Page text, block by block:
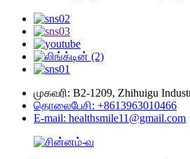
முகவரி: B2-1209, Zhihuigu
தொலைபேசி: +8613963010466
E-mail: healthsmile11@gmail.com